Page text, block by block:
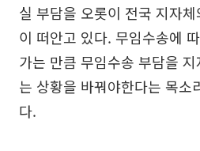
실 부담을 오롯이 전국 지자
이 떠안고 있다. 무임수송에
가는 만큼 무임수송 부담을
는 상황을 바꿔야한다는 목소
다.